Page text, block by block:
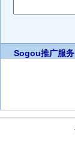
Sogou推广服务